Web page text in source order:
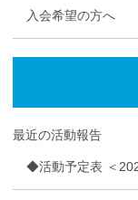
入会希望の方へ
最近の活動報告
◆活動予定表 ＜